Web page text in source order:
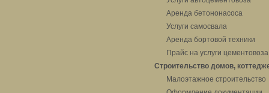
Аренда бетононасоса
Услуги самосвала
Аренда бортовой техники
Прайс на услуги цементовоза
Строительство домов,
Малоэтажное строительство